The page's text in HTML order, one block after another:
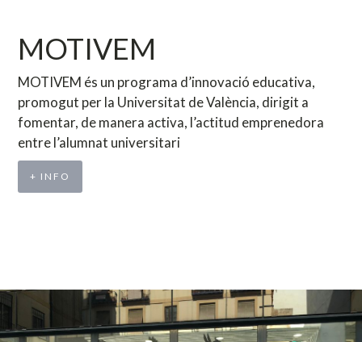
MOTIVEM
MOTIVEM és un programa d’innovació educativa,
promogut per la Universitat de València, dirigit a
fomentar, de manera activa, l’actitud emprenedora
entre l’alumnat universitari
+ INFO